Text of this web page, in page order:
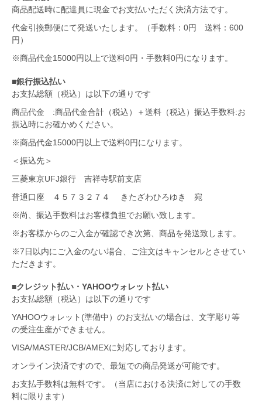
商品配送時に配達員に現金でお支払いただく決済方法です。
代金引換郵便にて発送いたします。（手数料：0円 送料：600
円）
※商品代金15000円以上で送料0円・手数料0円になります。
■銀行振込払い
お支払総額（税込）は以下の通りです
商品代金 :商品代金合計（税込）＋送料（税込）振込手数料:お
振込時にお確かめください。
※商品代金15000円以上で送料0円になります。
＜振込先＞
三菱東京UFJ銀行 吉祥寺駅前支店
普通口座 ４５７３２７４ きたざわひろゆき 宛
※尚、振込手数料はお客様負担でお願い致します。
※お客様からのご入金が確認でき次第、商品を発送致します。
※7日以内にご入金のない場合、ご注文はキャンセルとさせてい
ただきます。
■クレジット払い・YAHOOウォレット払い
お支払総額（税込）は以下の通りです
YAHOOウォレット(準備中）のお支払いの場合は、文字彫り等
の受注生産ができません。
VISA/MASTER/JCB/AMEXに対応しております。
オンライン決済ですので、最短での商品発送が可能です。
お支払手数料は無料です。（当店における決済に対しての手数
料に限ります）